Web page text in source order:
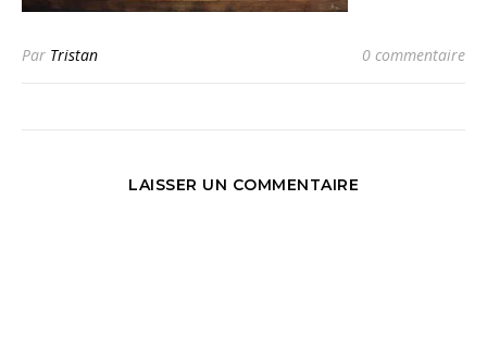
Par Tristan 0 commentaire
LAISSER UN COMMENTAIRE